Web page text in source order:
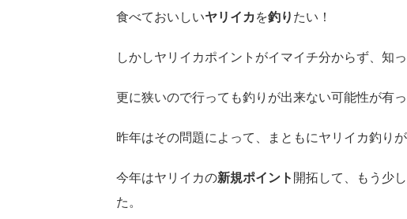
食べておいしいヤリイカ を釣り たい！
しかしヤリイカポイントがイマイチ分からず、知
更に狭いので行っても釣りが出来ない可能性が有
昨年はその問題によって、まともにヤリイカ釣りが
今年はヤリイカの新規ポイント 開拓して、もう少
た。